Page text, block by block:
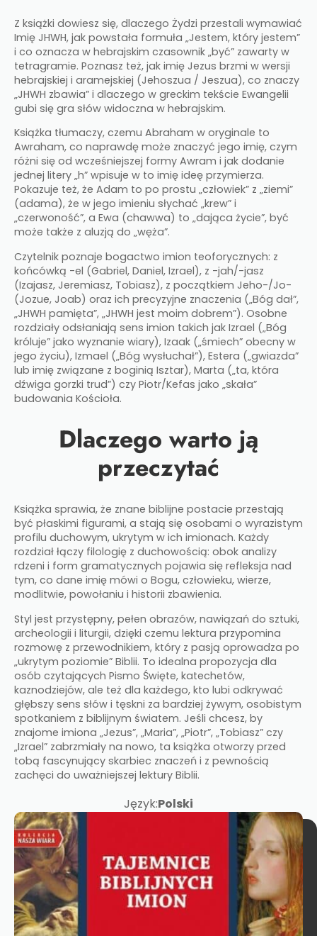
Z książki dowiesz się, dlaczego Żydzi przestali wymawiać
Imię JHWH, jak powstała formuła „Jestem, który jestem”
i co oznacza w hebrajskim czasownik „być” zawarty w
tetragramie. Poznasz też, jak imię Jezus brzmi w wersji
hebrajskiej i aramejskiej (Jehoszua / Jeszua), co znaczy
„JHWH zbawia” i dlaczego w greckim tekście Ewangelii
gubi się gra słów widoczna w hebrajskim.​
Książka tłumaczy, czemu Abraham w oryginale to
Awraham, co naprawdę może znaczyć jego imię, czym
różni się od wcześniejszej formy Awram i jak dodanie
jednej litery „h” wpisuje w to imię ideę przymierza.
Pokazuje też, że Adam to po prostu „człowiek” z „ziemi”
(adama), że w jego imieniu słychać „krew” i
„czerwoność”, a Ewa (chawwa) to „dająca życie”, być
może także z aluzją do „węża”.​
Czytelnik poznaje bogactwo imion teoforycznych: z
końcówką -el (Gabriel, Daniel, Izrael), z -jah/-jasz
(Izajasz, Jeremiasz, Tobiasz), z początkiem Jeho-/Jo-
(Jozue, Joab) oraz ich precyzyjne znaczenia („Bóg dał”,
„JHWH pamięta”, „JHWH jest moim dobrem”). Osobne
rozdziały odsłaniają sens imion takich jak Izrael („Bóg
króluje” jako wyznanie wiary), Izaak („śmiech” obecny w
jego życiu), Izmael („Bóg wysłuchał”), Estera („gwiazda”
lub imię związane z boginią Isztar), Marta („ta, która
dźwiga gorzki trud”) czy Piotr/Kefas jako „skała”
budowania Kościoła.​
Dlaczego warto ją
przeczytać
Książka sprawia, że znane biblijne postacie przestają
być płaskimi figurami, a stają się osobami o wyrazistym
profilu duchowym, ukrytym w ich imionach. Każdy
rozdział łączy filologię z duchowością: obok analizy
rdzeni i form gramatycznych pojawia się refleksja nad
tym, co dane imię mówi o Bogu, człowieku, wierze,
modlitwie, powołaniu i historii zbawienia.​
Styl jest przystępny, pełen obrazów, nawiązań do sztuki,
archeologii i liturgii, dzięki czemu lektura przypomina
rozmowę z przewodnikiem, który z pasją oprowadza po
„ukrytym poziomie” Biblii. To idealna propozycja dla
osób czytających Pismo Święte, katechetów,
kaznodziejów, ale też dla każdego, kto lubi odkrywać
głębszy sens słów i tęskni za bardziej żywym, osobistym
spotkaniem z biblijnym światem. Jeśli chcesz, by
znajome imiona „Jezus”, „Maria”, „Piotr”, „Tobiasz” czy
„Izrael” zabrzmiały na nowo, ta książka otworzy przed
tobą fascynujący skarbiec znaczeń i z pewnością
zachęci do uważniejszej lektury Biblii.
Język:Polski